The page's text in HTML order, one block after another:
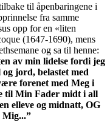
til åpenbaringene i
fra samme
opp for en «liten
(1647-1690), mens
og sa til henne:
av min lidelse fordi jeg
jord, belastet med
forenet med Meg i
til Min Fader midt i all
elleve og midnatt, OG
Mig...”